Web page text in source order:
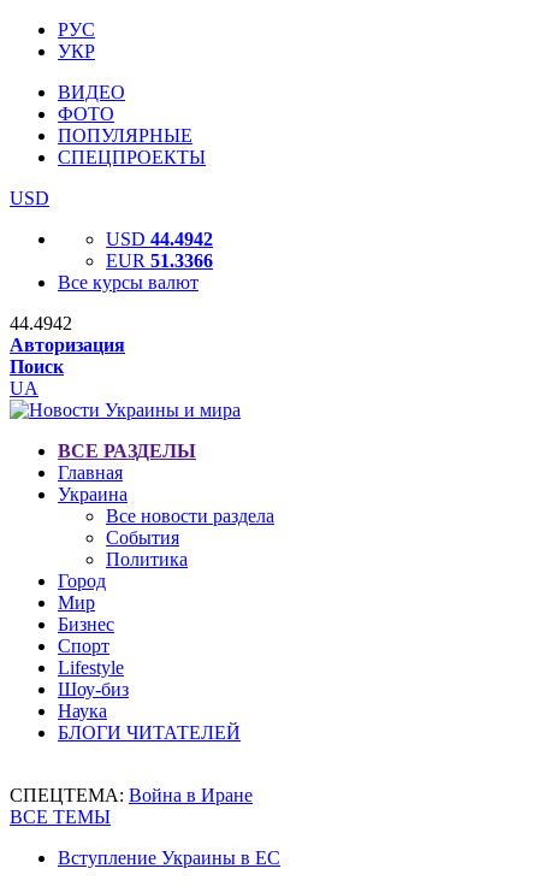
РУС
УКР
ВИДЕО
ФОТО
ПОПУЛЯРНЫЕ
СПЕЦПРОЕКТЫ
USD
USD 44.4942
EUR 51.3366
Все курсы валют
44.4942
Авторизация
Поиск
UA
ВСЕ РАЗДЕЛЫ
Главная
Украина
Все новости раздела
События
Политика
Город
Мир
Бизнес
Спорт
Lifestyle
Шоу-биз
Наука
БЛОГИ ЧИТАТЕЛЕЙ
СПЕЦТЕМА: Война в Иране
ВСЕ ТЕМЫ
Вступление Украины в ЕС